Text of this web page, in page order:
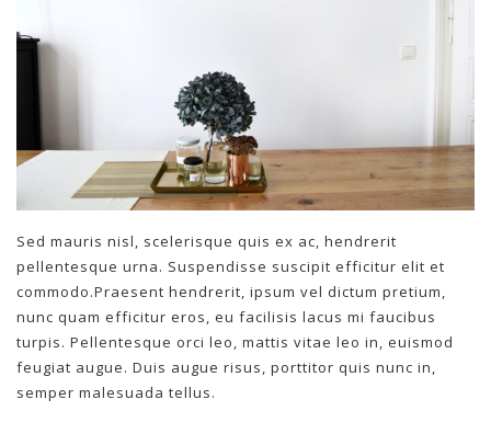
Sed mauris nisl, scelerisque quis ex ac, hendrerit
pellentesque urna. Suspendisse suscipit efficitur elit et
commodo.Praesent hendrerit, ipsum vel dictum pretium,
nunc quam efficitur eros, eu facilisis lacus mi faucibus
turpis. Pellentesque orci leo, mattis vitae leo in, euismod
feugiat augue. Duis augue risus, porttitor quis nunc in,
semper malesuada tellus.